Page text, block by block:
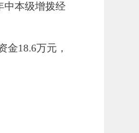
中本级增拨经
金18.6万元，